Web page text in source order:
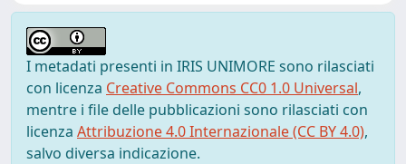
I metadati presenti in IRIS UNIMORE sono rilasciati
con licenza Creative Commons CC0 1.0 Universal,
mentre i file delle pubblicazioni sono rilasciati con
licenza Attribuzione 4.0 Internazionale (CC BY 4.0),
salvo diversa indicazione.